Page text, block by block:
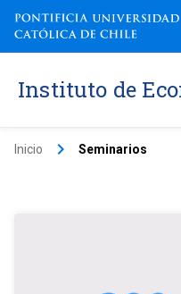
Instituto de
Inicio keyboard_arrow_right Seminarios